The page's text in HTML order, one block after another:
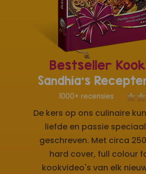
Bestseller
Sandhia's
1000+ recensies
De kers op ons culinaire
liefde en passie
geschreven. Met circa
hard cover, full colour
kookvideo's van elk